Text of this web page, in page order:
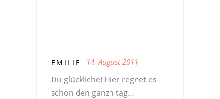
EMILIE 14. August 2011
Du glückliche! Hier regnet es
schon den ganzn tag…